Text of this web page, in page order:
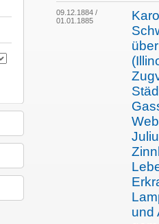
09.12.1884 /
01.01.1885
und